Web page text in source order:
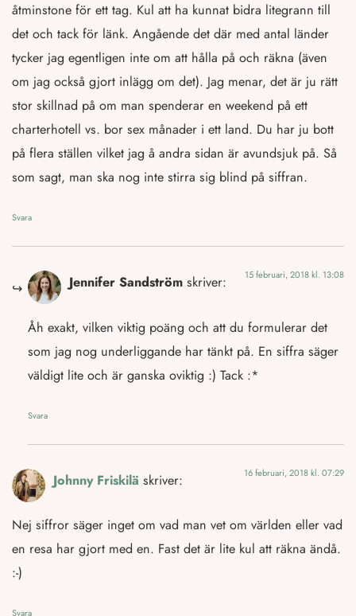
åtminstone för ett tag. Kul att ha kunnat bidra litegrann till
det och tack för länk. Angående det där med antal länder
tycker jag egentligen inte om att hålla på och räkna (även
om jag också gjort inlägg om det). Jag menar, det är ju rätt
stor skillnad på om man spenderar en weekend på ett
charterhotell vs. bor sex månader i ett land. Du har ju bott
på flera ställen vilket jag å andra sidan är avundsjuk på. Så
som sagt, man ska nog inte stirra sig blind på siffran.
Svara
Jennifer Sandström skriver: 15 februari, 2018 kl. 13:08
Åh exakt, vilken viktig poäng och att du formulerar det
som jag nog underliggande har tänkt på. En siffra säger
väldigt lite och är ganska oviktig :) Tack :*
Svara
Johnny Friskilä skriver: 16 februari, 2018 kl. 07:29
Nej siffror säger inget om vad man vet om världen eller vad
en resa har gjort med en. Fast det är lite kul att räkna ändå.
:-)
Svara